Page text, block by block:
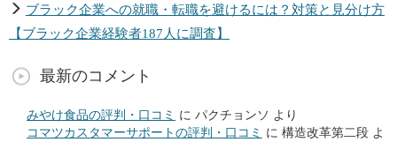
ブラック企業への就職・転職を避けるには？対策と見分け方
【ブラック企業経験者187人に調査】
最新のコメント
みやけ食品の評判・口コミ に パクチョンソ より
コマツカスタマーサポートの評判・口コミ に 構造改革第二段 よ